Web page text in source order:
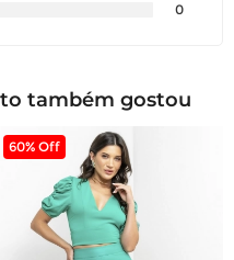
0
também gostou
60% Off